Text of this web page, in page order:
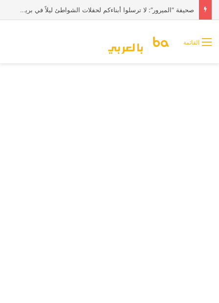
صحيفة “الميرور”: لا ترسلوا أبناءكم لحفلات الشواطئ ليلاً في بريطانيا
القائمة